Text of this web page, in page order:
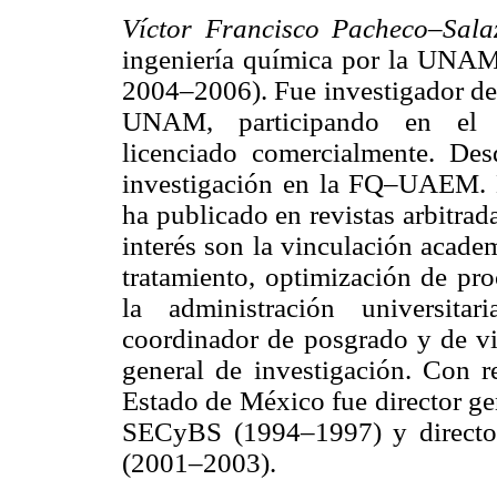
Víctor Francisco
ingeniería química por la
2004–2006). Fue investigador
UNAM, participando en el
licenciado comercialmente.
investigación en la
ha publicado en revistas
interés son la vinculación
tratamiento, optimización de
la administración
coordinador de posgrado y de
general de investigación. Con
Estado de México fue director
SECyBS (1994–1997) y
(2001–2003).